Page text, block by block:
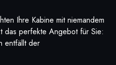
Ihre Kabine mit niemandem
das perfekte Angebot für Sie:
entfällt der